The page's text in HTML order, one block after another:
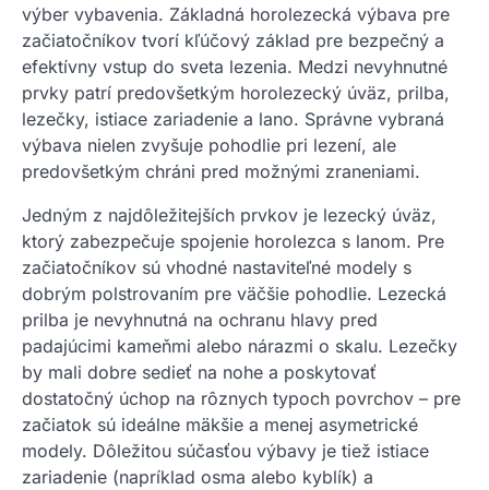
výber vybavenia. Základná horolezecká výbava pre
začiatočníkov tvorí kľúčový základ pre bezpečný a
efektívny vstup do sveta lezenia. Medzi nevyhnutné
prvky patrí predovšetkým horolezecký úväz, prilba,
lezečky, istiace zariadenie a lano. Správne vybraná
výbava nielen zvyšuje pohodlie pri lezení, ale
predovšetkým chráni pred možnými zraneniami.
Jedným z najdôležitejších prvkov je lezecký úväz,
ktorý zabezpečuje spojenie horolezca s lanom. Pre
začiatočníkov sú vhodné nastaviteľné modely s
dobrým polstrovaním pre väčšie pohodlie. Lezecká
prilba je nevyhnutná na ochranu hlavy pred
padajúcimi kameňmi alebo nárazmi o skalu. Lezečky
by mali dobre sedieť na nohe a poskytovať
dostatočný úchop na rôznych typoch povrchov – pre
začiatok sú ideálne mäkšie a menej asymetrické
modely. Dôležitou súčasťou výbavy je tiež istiace
zariadenie (napríklad osma alebo kyblík) a